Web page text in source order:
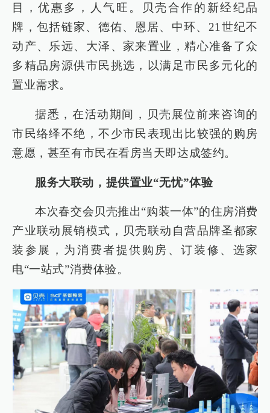
目，优惠多，人气旺。贝壳合作的新经纪品
牌，包括链家、德佑、恩居、中环、21世纪不
动产、乐远、大泽、家来置业，精心准备了众
多精品房源供市民挑选，以满足市民多元化的
置业需求。
据悉，在活动期间，贝壳展位前来咨询的
市民络绎不绝，不少市民表现出比较强的购房
意愿，甚至有市民在看房当天即达成签约。
服务大联动，提供置业“无忧”体验
本次春交会贝壳推出“购装一体”的住房消费
产业联动展销模式，贝壳联动自营品牌圣都家
装参展，为消费者提供购房、订装修、选家
电“一站式”消费体验。